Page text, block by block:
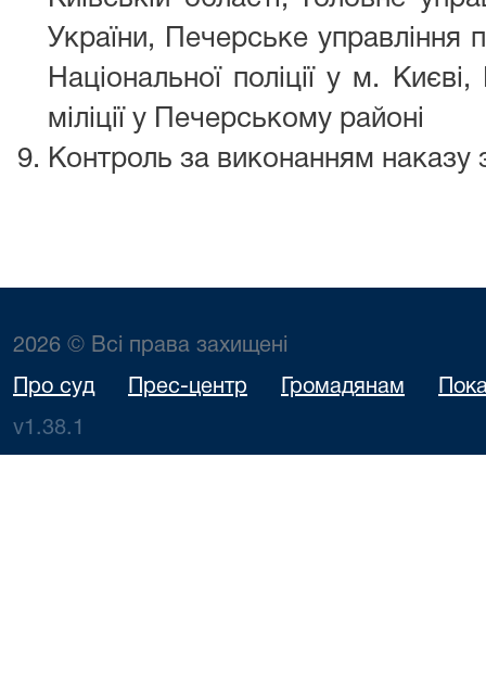
України, Печерське управління
Національної поліції у м.
міліції у Печерському районі
Контроль за виконанням
2026 © Всі права захищені
Про суд Прес-центр Громадянам
v1.38.1